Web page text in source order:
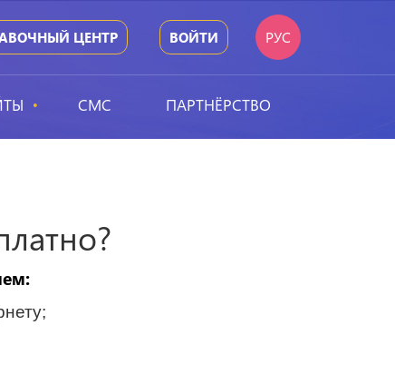
ЦЕНТР ВОЙТИ РУС
СМС ПАРТНЁРСТВО